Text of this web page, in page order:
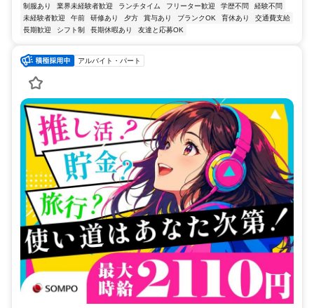
制服あり 業界未経験者歓迎 ランチタイム フリーター歓迎 学歴不問
経験不問
未経験者歓迎
午前 研修あり 夕方 賞与あり ブランクOK 育休あり
交通費支給
長期歓迎
シフト制 長期休暇あり 友達と応募OK
アルバイト・パート